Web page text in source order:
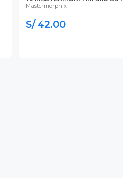
Mastermorphix
S/ 42.00